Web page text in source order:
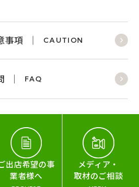
事項 CAUTION
FAQ
出店希望の事
業者様へ
メディア・
取材のご相談